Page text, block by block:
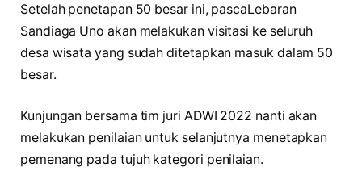
Setelah penetapan 50 besar ini, pascaLebaran
Sandiaga Uno akan melakukan visitasi ke seluruh
desa wisata yang sudah ditetapkan masuk dalam 50
besar.
Kunjungan bersama tim juri ADWI 2022 nanti akan
melakukan penilaian untuk selanjutnya menetapkan
pemenang pada tujuh kategori penilaian.